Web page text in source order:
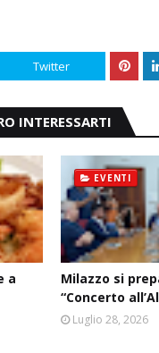
Twitter
INTERESSARTI
a
EVENTI
Milazzo si
“Concerto
Luglio 28, 2026